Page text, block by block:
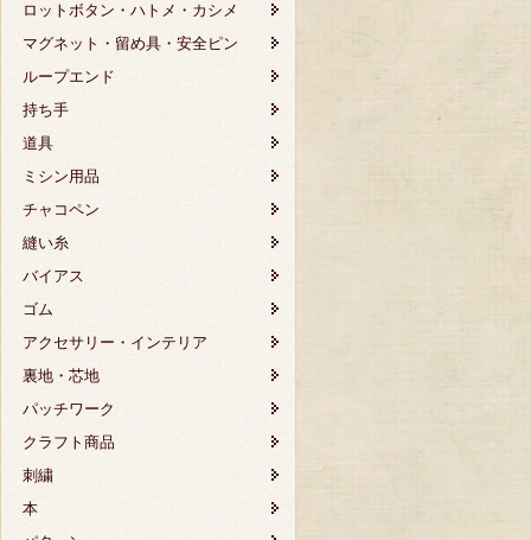
ロットボタン・ハトメ・カシメ
マグネット・留め具・安全ピン
ループエンド
持ち手
道具
ミシン用品
チャコペン
縫い糸
バイアス
ゴム
アクセサリー・インテリア
裏地・芯地
パッチワーク
クラフト商品
刺繍
本